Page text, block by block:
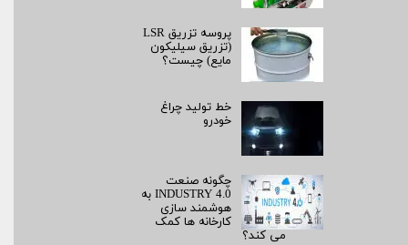
پروسه تزریق LSR
(تزریق سیلیکون
مایع) چیست؟
خط تولید چراغ
خودرو
چگونه صنعت
INDUSTRY 4.0 به
هوشمند سازی
کارخانه ها کمک
می کند؟